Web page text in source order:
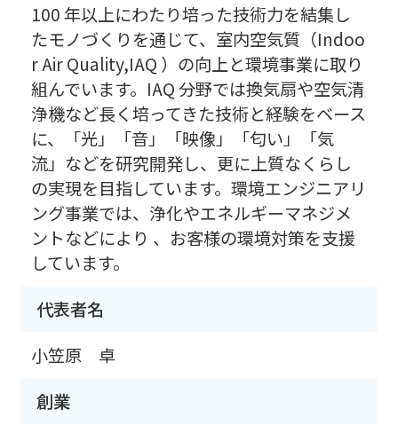
100 年以上にわたり培った技術力を結集し
たモノづくりを通じて、室内空気質（Indoo
r Air Quality,IAQ ）の向上と環境事業に取り
組んでいます。IAQ 分野では換気扇や空気清
浄機など長く培ってきた技術と経験をベース
に、「光」「音」「映像」「匂い」「気
流」などを研究開発し、更に上質なくらし
の実現を目指しています。環境エンジニアリ
ング事業では、浄化やエネルギーマネジメ
ントなどにより 、お客様の環境対策を支援
しています。
代表者名
小笠原 卓
創業